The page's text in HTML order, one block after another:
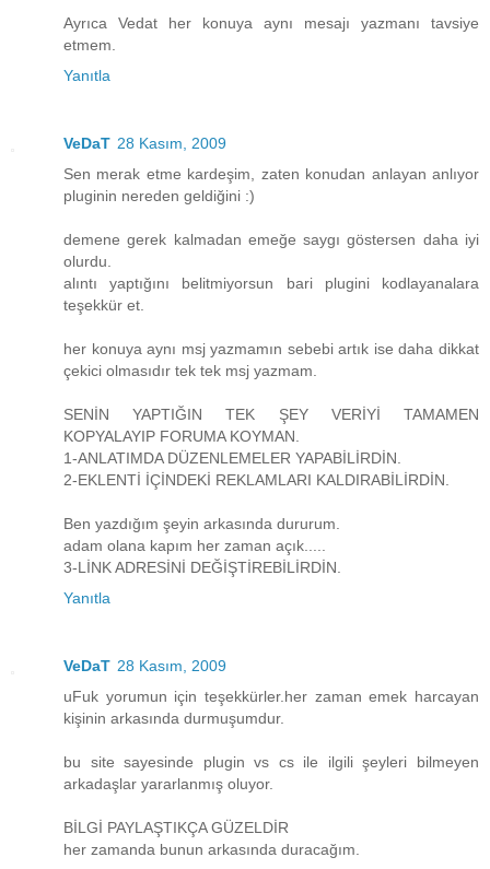
Ayrıca Vedat her konuya aynı mesajı yazmanı tavsiye
etmem.
Yanıtla
VeDaT 28 Kasım, 2009
Sen merak etme kardeşim, zaten konudan anlayan anlıyor
pluginin nereden geldiğini :)
demene gerek kalmadan emeğe saygı göstersen daha iyi
olurdu.
alıntı yaptığını belitmiyorsun bari plugini kodlayanalara
teşekkür et.
her konuya aynı msj yazmamın sebebi artık ise daha dikkat
çekici olmasıdır tek tek msj yazmam.
SENİN YAPTIĞIN TEK ŞEY VERİYİ TAMAMEN
KOPYALAYIP FORUMA KOYMAN.
1-ANLATIMDA DÜZENLEMELER YAPABİLİRDİN.
2-EKLENTİ İÇİNDEKİ REKLAMLARI KALDIRABİLİRDİN.
Ben yazdığım şeyin arkasında dururum.
adam olana kapım her zaman açık.....
3-LİNK ADRESİNİ DEĞİŞTİREBİLİRDİN.
Yanıtla
VeDaT 28 Kasım, 2009
uFuk yorumun için teşekkürler.her zaman emek harcayan
kişinin arkasında durmuşumdur.
bu site sayesinde plugin vs cs ile ilgili şeyleri bilmeyen
arkadaşlar yararlanmış oluyor.
BİLGİ PAYLAŞTIKÇA GÜZELDİR
her zamanda bunun arkasında duracağım.